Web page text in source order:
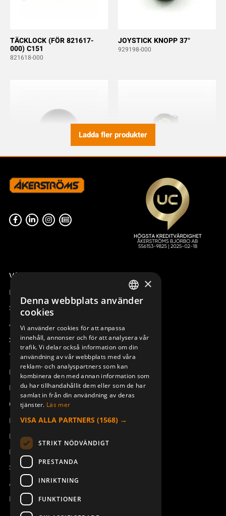
TÄCKLOCK (FÖR 821617-
000) C151
821618-000
JOYSTICK KNOPP 37°
929198-000
JOYSTICK KNOPP 30° VRED SW 151003
821617-000
GUMMIHÄTTA KIT SILIKON
944280-001
TRYCKSTRÖMSTÄLLARE
SIGNAL MC83-97
939124-000
TRYCKSTRÖMSTÄLLARE ITW
59-111 RÖD
917959-001
Ladda fler produkter
Våra radiostyrningar – översikt
Remotus
Sesam
Access_Ctrl
Support
Teknisk support
Boka service
Manualer och videoinstruktioner
Om Åkerströms
Kontakt
Nyheter
Pressrum
Säkerhet och direktiv
Allmänna villkor
REACH
SWEDISH
DEUTSCH
×
Denna webbplats använder
cookies
Vi använder cookies för att anpassa
innehåll, annonser och för att analysera vår
trafik. Vi delar också information om din
användning av vår webbplats med våra
reklam- och analyspartners som kan
kombinera den med annan information som
du har tillhandahållit dem eller som de har
samlat in från din användning av deras
tjänster. Läs mer
VISA ALLA PARTNERS (1568) →
STRIKT NÖDVÄNDIGT
PRESTANDA
INRIKTNING
FUNKTIONER